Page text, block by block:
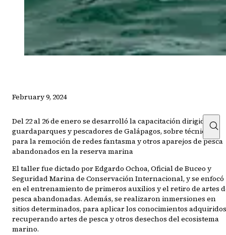
February 9, 2024
Del 22 al 26 de enero se desarrolló la capacitación dirigida a
guardaparques y pescadores de Galápagos, sobre técnicas
para la remoción de redes fantasma y otros aparejos de pesca
abandonados en la reserva marina
El taller fue dictado por Edgardo Ochoa, Oficial de Buceo y
Seguridad Marina de Conservación Internacional, y se enfocó
en el entrenamiento de primeros auxilios y el retiro de artes
pesca abandonadas. Además, se realizaron inmersiones en
sitios determinados, para aplicar los conocimientos
recuperando artes de pesca y otros desechos del ecosistema
marino.